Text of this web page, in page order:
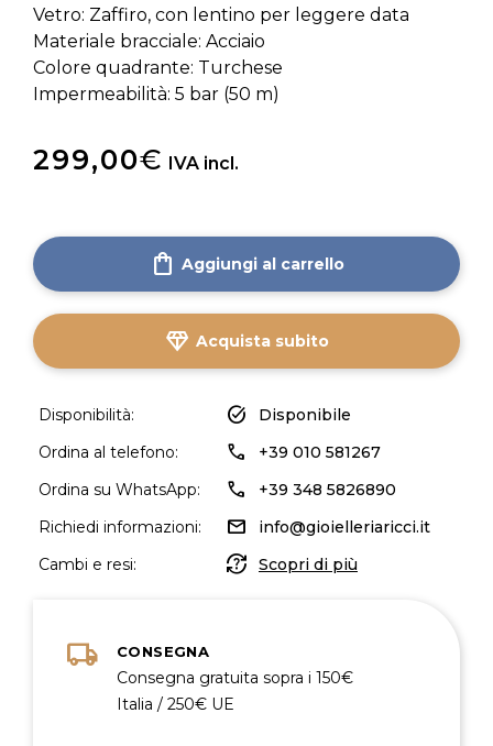
Vetro: Zaffiro, con lentino per leggere data
Materiale bracciale: Acciaio
Colore quadrante: Turchese
Impermeabilità: 5 bar (50 m)
299,00€ IVA incl.
shopping_bag Aggiungi al carrello
diamond Acquista subito
Disponibilità: task_alt
Disponibile
Ordina al telefono:
call
+39 010 581267
Ordina su WhatsApp:
call
+39 348 5826890
Richiedi informazioni:
mail
info@gioielleriaricci.it
Cambi e resi:
question_exchange Scopri di più
local_shipping CONSEGNA
Consegna gratuita sopra i 150€
Italia / 250€ UE